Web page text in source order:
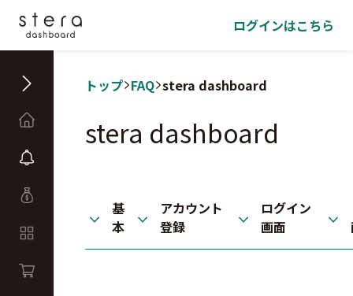
ログインはこちら
トップ FAQ stera dashboard
stera dashboard
基
本
アカウント
登録
ログイン
画面